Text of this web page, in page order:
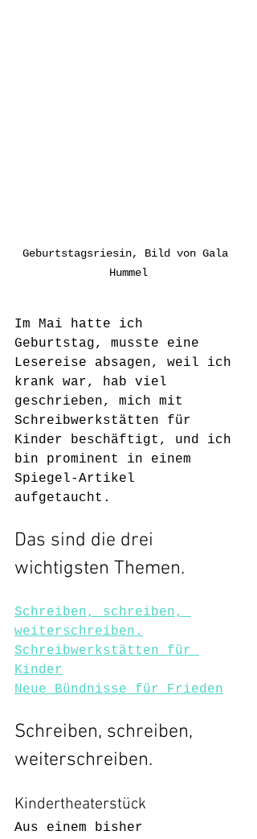
Geburtstagsriesin, Bild von Gala
Hummel
Im Mai hatte ich
Geburtstag, musste eine
Lesereise absagen, weil ich
krank war, hab viel
geschrieben, mich mit
Schreibwerkstätten für
Kinder beschäftigt, und ich
bin prominent in einem
Spiegel-Artikel
aufgetaucht.
Das sind die drei
wichtigsten Themen.
Schreiben, schreiben,
weiterschreiben.
Schreibwerkstätten für
Kinder
Neue Bündnisse für Frieden
Schreiben, schreiben,
weiterschreiben.
Kindertheaterstück
Aus einem bisher